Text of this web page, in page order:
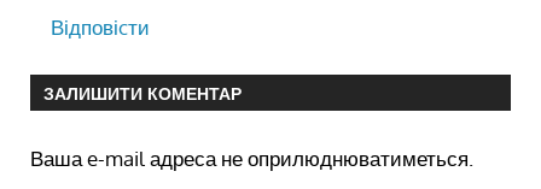
Відповіcти
ЗАЛИШИТИ КОМЕНТАР
Ваша e-mail адреса не оприлюднюватиметься.